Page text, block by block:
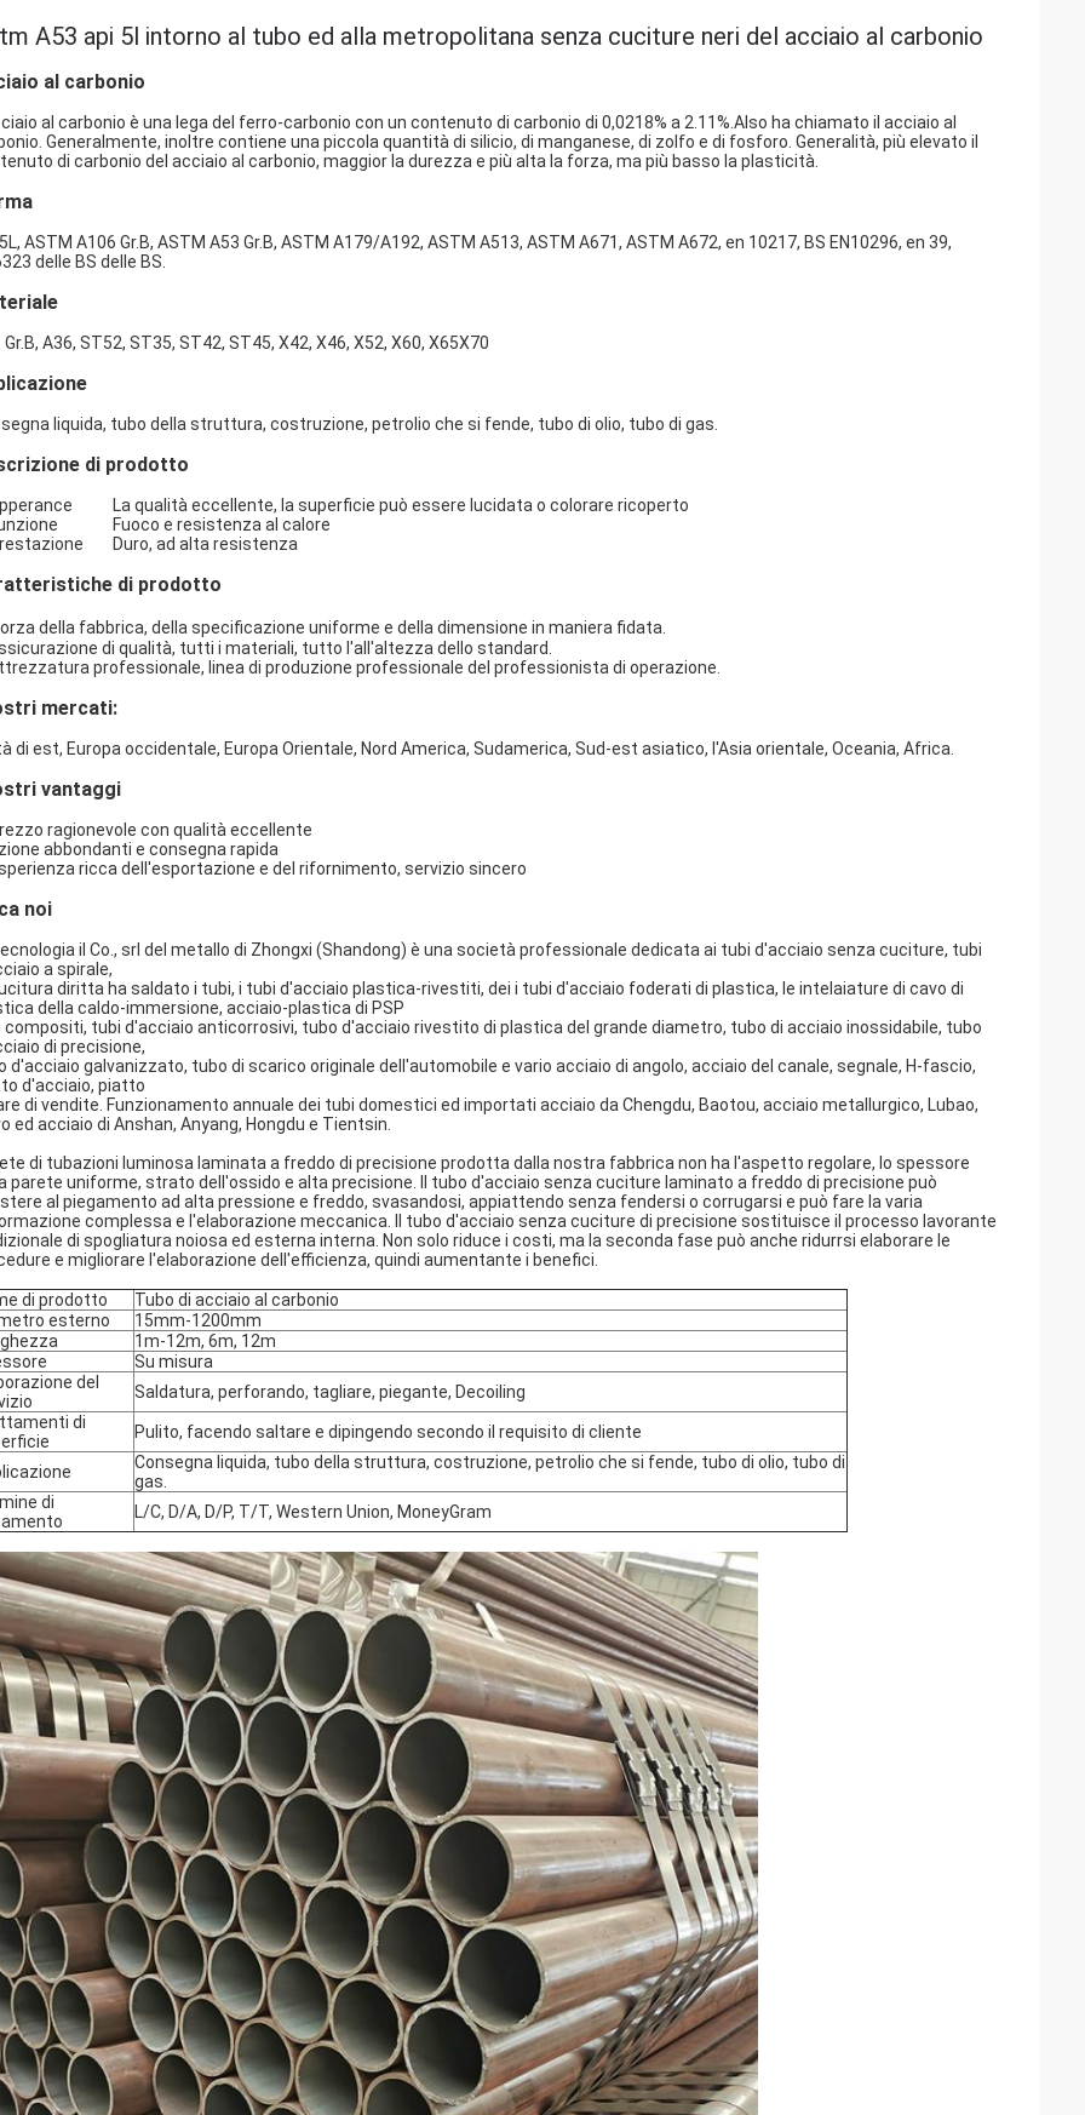
A53 api 5l intorno al tubo ed alla metropolitana senza cuciture neri del acciaio al carbonio
al carbonio
al carbonio è una lega del ferro-carbonio con un contenuto di carbonio di 0,0218% a 2.11%.Also ha chiamato il acciaio al
Generalmente, inoltre contiene una piccola quantità di silicio, di manganese, di zolfo e di fosforo. Generalità, più elevato il
di carbonio del acciaio al carbonio, maggior la durezza e più alta la forza, ma più basso la plasticità.
ASTM A106 Gr.B, ASTM A53 Gr.B, ASTM A179/A192, ASTM A513, ASTM A671, ASTM A672, en 10217, BS EN10296, en 39,
delle BS delle BS.
Gr.B, A36, ST52, ST35, ST42, ST45, X42, X46, X52, X60, X65X70
liquida, tubo della struttura, costruzione, petrolio che si fende, tubo di olio, tubo di gas.
di prodotto
La qualità eccellente, la superficie può essere lucidata o colorare ricoperto
Fuoco e resistenza al calore
Duro, ad alta resistenza
di prodotto
della fabbrica, della specificazione uniforme e della dimensione in maniera fidata.
di qualità, tutti i materiali, tutto l'all'altezza dello standard.
professionale, linea di produzione professionale del professionista di operazione.
mercati:
di est, Europa occidentale, Europa Orientale, Nord America, Sudamerica, Sud-est asiatico, l'Asia orientale, Oceania, Africa.
vantaggi
ragionevole con qualità eccellente
abbondanti e consegna rapida
ricca dell'esportazione e del rifornimento, servizio sincero
noi
il Co., srl del metallo di Zhongxi (Shandong) è una società professionale dedicata ai tubi d'acciaio senza cuciture, tubi
a spirale,
diritta ha saldato i tubi, i tubi d'acciaio plastica-rivestiti, dei i tubi d'acciaio foderati di plastica, le intelaiature di cavo di
della caldo-immersione, acciaio-plastica di PSP
compositi, tubi d'acciaio anticorrosivi, tubo d'acciaio rivestito di plastica del grande diametro, tubo di acciaio inossidabile, tubo
di precisione,
d'acciaio galvanizzato, tubo di scarico originale dell'automobile e vario acciaio di angolo, acciaio del canale, segnale, H-fascio,
d'acciaio, piatto
di vendite. Funzionamento annuale dei tubi domestici ed importati acciaio da Chengdu, Baotou, acciaio metallurgico, Lubao,
ed acciaio di Anshan, Anyang, Hongdu e Tientsin.
di tubazioni luminosa laminata a freddo di precisione prodotta dalla nostra fabbrica non ha l'aspetto regolare, lo spessore
parete uniforme, strato dell'ossido e alta precisione. Il tubo d'acciaio senza cuciture laminato a freddo di precisione può
al piegamento ad alta pressione e freddo, svasandosi, appiattendo senza fendersi o corrugarsi e può fare la varia
complessa e l'elaborazione meccanica. Il tubo d'acciaio senza cuciture di precisione sostituisce il processo lavorante
di spogliatura noiosa ed esterna interna. Non solo riduce i costi, ma la seconda fase può anche ridurrsi elaborare le
e migliorare l'elaborazione dell'efficienza, quindi aumentante i benefici.
di prodotto
Tubo di acciaio al carbonio
esterno
15mm-1200mm
1m-12m, 6m, 12m
Su misura
del
Saldatura, perforando, tagliare, piegante, Decoiling
di
Pulito, facendo saltare e dipingendo secondo il requisito di cliente
Consegna liquida, tubo della struttura, costruzione, petrolio che si fende, tubo di olio, tubo di
gas.
di
L/C, D/A, D/P, T/T, Western Union, MoneyGram